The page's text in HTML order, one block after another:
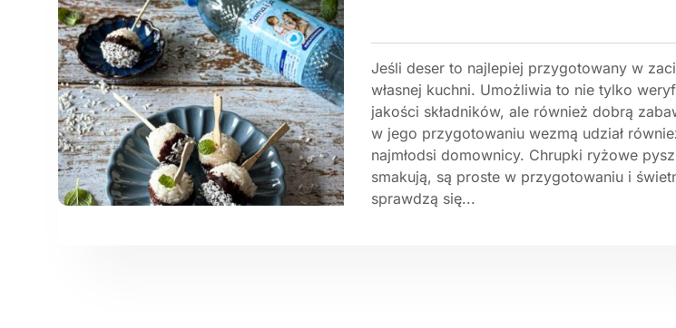
Jeśli deser to najlepiej przygotowany w
własnej kuchni. Umożliwia to nie tylko
jakości składników, ale również dobrą
w jego przygotowaniu wezmą udział
najmłodsi domownicy. Chrupki ryżowe
smakują, są proste w przygotowaniu i
sprawdzą się...